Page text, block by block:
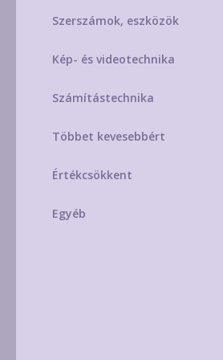
Szerszámok, eszközök
Kép- és videotechnika
Számítástechnika
Többet kevesebbért
Értékcsökkent
Egyéb